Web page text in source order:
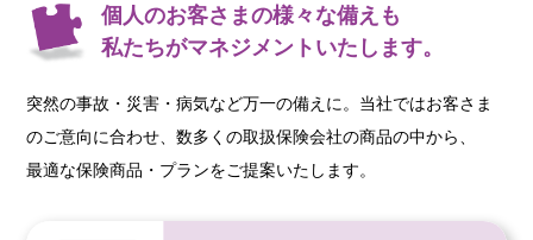
個人のお客さまの様々な備えも
私たちがマネジメントいたします。
突然の事故・災害・病気など万一の備えに。当社ではお客さま
のご意向に合わせ、数多くの取扱保険会社の商品の中から、
最適な保険商品・プランをご提案いたします。